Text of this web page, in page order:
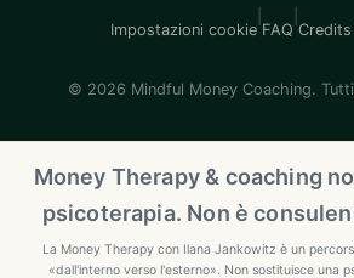
Impostazioni cookie FAQ
© 2026 Mindful Money Coaching.
Money Therapy & coaching
psicoterapia. Non è
La Money Therapy con Ilana Jankowitz è un
«dall'interno verso l'esterno». Non sostituisce una